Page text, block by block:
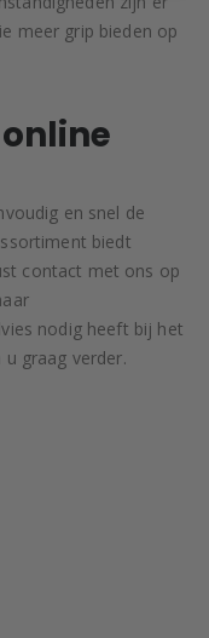
meer grip bieden op
en snel de
biedt
contact met ons op
nodig heeft bij het
graag verder.